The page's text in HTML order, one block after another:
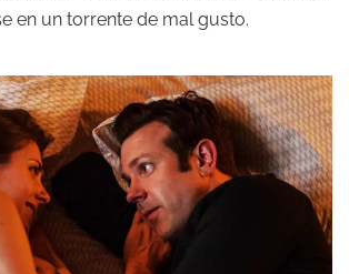
en un torrente de mal gusto.